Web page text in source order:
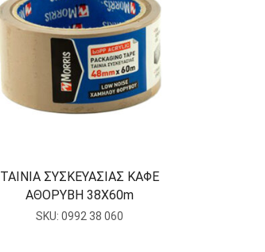
ΤΑΙΝΙΑ ΣΥΣΚΕΥΑΣΙΑΣ ΚΑΦΕ
ΑΘΟΡΥΒΗ 38X60m
SKU: 0992 38 060